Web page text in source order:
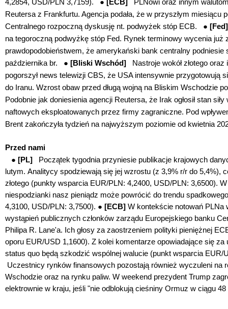
4,2854, USD/PLN 3,7159). ● [ECB]
PLNowi oraz innym
Reutersa z Frankfurtu. Agencja podała, że w przyszłym miesiącu
Centralnego rozpoczną dyskusję nt. podwyżek stóp ECB. ●
na tegoroczną podwyżkę stóp Fed. Rynek terminowy wycenia już
prawdopodobieństwem, że amerykański bank centralny podniesie
października br. ● [Bliski Wschód]
Nastroje wokół złotego
pogorszył news telewizji CBS, że USA intensywnie przygotowują
do Iranu. Wzrost obaw przed długą wojną na Bliskim Wschodzie
Podobnie jak doniesienia agencji Reutersa, że Irak ogłosił stan
naftowych eksploatowanych przez firmy zagraniczne. Pod
Brent zakończyła tydzień na najwyższym poziomie od kwietnia
Przed nami
● [PL]
Początek tygodnia przyniesie publikacje krajowych
lutym. Analitycy spodziewają się jej wzrostu (z 3,9% r/r do 5,4%),
złotego (punkty wsparcia EUR/PLN: 4,2400, USD/PLN: 3,6500).
niespodzianki nasz pieniądz może powrócić do trendu
4,3100, USD/PLN: 3,7500). ● [ECB] W kontekście notowań PLNa
wystąpień publicznych członków zarządu Europejskiego banku
Philipa R. Lane'a. Ich głosy za zaostrzeniem polityki pieniężnej
oporu EUR/USD 1,1600). Z kolei komentarze opowiadające się
status quo będą szkodzić wspólnej walucie (punkt wsparcia
Uczestnicy rynków finansowych pozostają również wyczuleni na
Wschodzie oraz na rynku paliw. W weekend prezydent Trump
elektrownie w kraju, jeśli "nie odblokują cieśniny Ormuz w ciągu 48